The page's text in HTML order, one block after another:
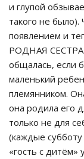
и глупой
такого не
появлением и
РОДНАЯ
общалась, если
маленький
племянником.
она родила его
только не для
(каждые субботу
«гость с дитём»